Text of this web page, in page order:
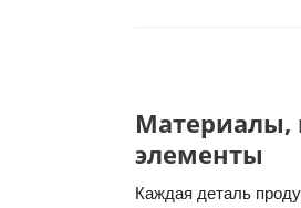
Материалы,
элементы
Каждая деталь